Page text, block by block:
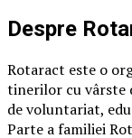
Despre
Rotaract este o
tinerilor cu vârste
de voluntariat,
Parte a familiei